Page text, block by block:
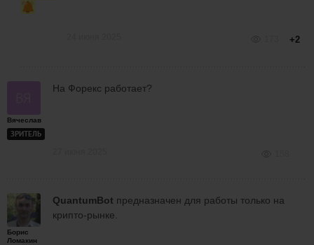
+2
Вячеслав
ЗРИТЕЛЬ
На Форекс работает?
Борис
Ломакин
QuantumBot предназначен для работы только на
крипто-рынке.